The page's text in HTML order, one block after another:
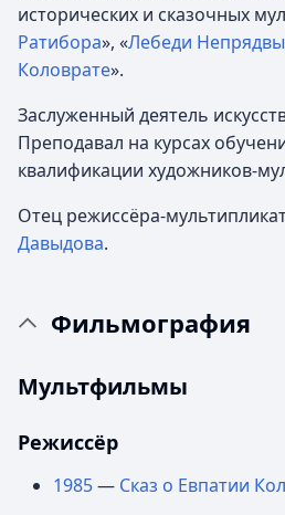
исторических и сказочных
Ратибора», «Лебеди Непрядвы
Коловрате».
Заслуженный деятель
Преподавал на курсах
квалификации художников-
Отец режиссёра-
Давыдова.
Фильмография
Мультфильмы
Режиссёр
1985— Сказ о Евпатии